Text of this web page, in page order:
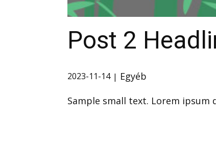
Post 2
2023-11-14
Egyéb
Sample small text. Lorem ipsum